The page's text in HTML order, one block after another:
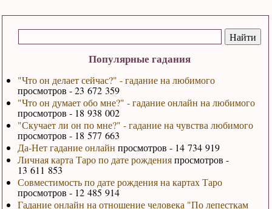
Популярные гадания
"Что он делает сейчас?" - гадание на любимого
просмотров - 23 672 359
"Что он думает обо мне?" - гадание онлайн на любимого
просмотров - 18 938 002
"Скучает ли он по мне?" - гадание на чувства любимого
просмотров - 18 577 663
Да-Нет гадание онлайн просмотров - 14 734 919
Личная карта Таро по дате рожденияпросмотров -
13 611 853
Совместимость по дате рождения на картах Таро
просмотров - 12 485 914
Гадание онлайн на отношение человека "По лепесткам